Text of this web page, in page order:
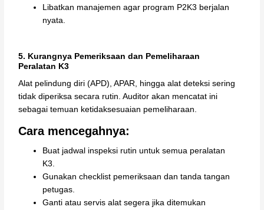
Libatkan manajemen agar program P2K3 berjalan
nyata.
5. Kurangnya Pemeriksaan dan Pemeliharaan
Peralatan K3
Alat pelindung diri (APD), APAR, hingga alat deteksi sering
tidak diperiksa secara rutin. Auditor akan mencatat ini
sebagai temuan ketidaksesuaian pemeliharaan.
Cara mencegahnya:
Buat jadwal inspeksi rutin untuk semua peralatan
K3.
Gunakan checklist pemeriksaan dan tanda tangan
petugas.
Ganti atau servis alat segera jika ditemukan